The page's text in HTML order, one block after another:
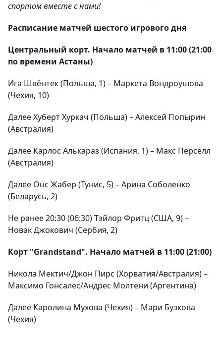
спортом вместе с нами!
Расписание матчей шестого игрового дня
Центральный корт. Начало матчей в 11:00 (21:00
по времени Астаны)
Ига Швёнтек (Польша, 1) – Маркета Вондроушова
(Чехия, 10)
Далее Хуберт Хуркач (Польша) – Алексей Попырин
(Австралия)
Далее Карлос Алькараз (Испания, 1) – Макс Пёрселл
(Австралия)
Далее Онс Жабер (Тунис, 5) – Арина Соболенко
(Беларусь, 2)
Не ранее 20:30 (06:30) Тэйлор Фритц (США, 9) –
Новак Джокович (Сербия, 2)
Корт "Grandstand". Начало матчей в 11:00 (21:00)
Никола Мектич/Джон Пирс (Хорватия/Австралия) –
Максимо Гонсалес/Андрес Молтени (Аргентина)
Далее Каролина Мухова (Чехия) – Мари Бузкова
(Чехия)